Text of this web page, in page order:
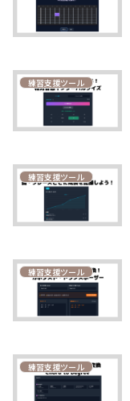
練習支援ツール
練習支援ツール
練習支援ツール
練習支援ツール